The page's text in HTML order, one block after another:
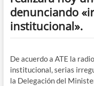
denunciando
institucional».
De acuerdo a ATE la
institucional, serias
la Delegación del